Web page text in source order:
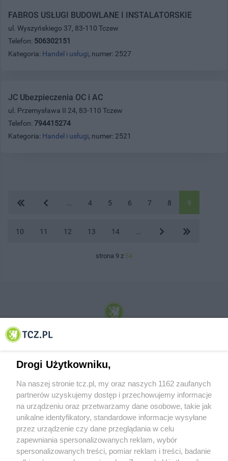
FABROS USŁUGI BUDOWLANE I INSTALATORSKIE
ul. Wyszyńskiego 37, 83-110 Tczew
Telefon: 506302151
Kategoria: Handel i usługi, numer: 2527
JC Ubezpieczenia OC i AC
ul. Przemysława II 24, 83-110 Tczew
Telefon: 794415274
Kategoria: Handel i usługi, numer: 2521
4 5 6 7 8 9
10 11 12 13 14
strona 9 z 54
© 2001-2026 Tczew - TCZ.PL Sp. z o.o. Internetowy Serwis Informacyjny Miasta
O FIRMIE POLITYKA PRYWATNOŚCI HOSTING
Drogi Użytkowniku,
Na naszej stronie tcz.pl, my oraz naszych 1162 zaufanych
partnerów uzyskujemy dostęp i przechowujemy informacje
na urządzeniu oraz przetwarzamy dane osobowe, takie jak
unikalne identyfikatory, standardowe informacje wysyłane
przez urządzenie czy dane przeglądania w celu
zapewniania spersonalizowanych reklam, wybór
spersonalizowanych treści, pomiar reklam i treści, badanie